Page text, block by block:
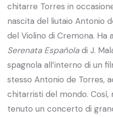
chitarre Torres in
nascita del liutaio Antonio
del Violino di Cremona.
Serenata Españoladi J.
spagnola all’interno di un
stesso Antonio de Torres,
chitarristi del mondo. Così,
tenuto un concerto di